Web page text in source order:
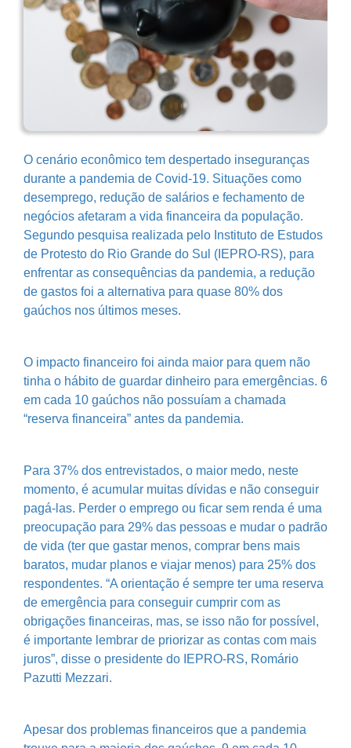
O cenário econômico tem despertado inseguranças
durante a pandemia de Covid-19. Situações como
desemprego, redução de salários e fechamento de
negócios afetaram a vida financeira da população.
Segundo pesquisa realizada pelo Instituto de Estudos
de Protesto do Rio Grande do Sul (IEPRO-RS), para
enfrentar as consequências da pandemia, a redução
de gastos foi a alternativa para quase 80% dos
gaúchos nos últimos meses.
O impacto financeiro foi ainda maior para quem não
tinha o hábito de guardar dinheiro para emergências. 6
em cada 10 gaúchos não possuíam a chamada
“reserva financeira” antes da pandemia.
Para 37% dos entrevistados, o maior medo, neste
momento, é acumular muitas dívidas e não conseguir
pagá-las. Perder o emprego ou ficar sem renda é uma
preocupação para 29% das pessoas e mudar o padrão
de vida (ter que gastar menos, comprar bens mais
baratos, mudar planos e viajar menos) para 25% dos
respondentes. “A orientação é sempre ter uma reserva
de emergência para conseguir cumprir com as
obrigações financeiras, mas, se isso não for possível,
é importante lembrar de priorizar as contas com mais
juros”, disse o presidente do IEPRO-RS, Romário
Pazutti Mezzari.
Apesar dos problemas financeiros que a pandemia